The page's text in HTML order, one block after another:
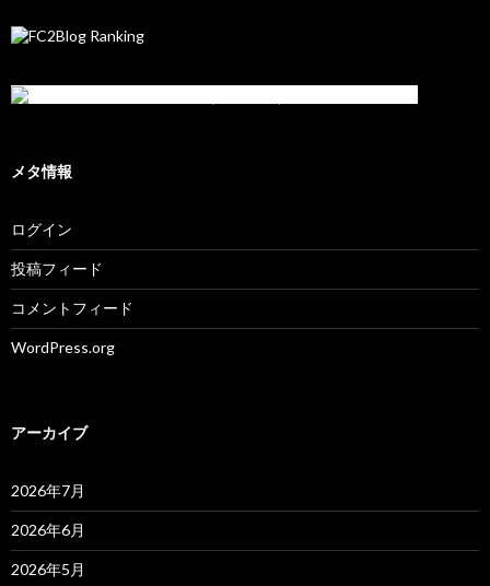
メタ情報
ログイン
投稿フィード
コメントフィード
WordPress.org
アーカイブ
2026年7月
2026年6月
2026年5月